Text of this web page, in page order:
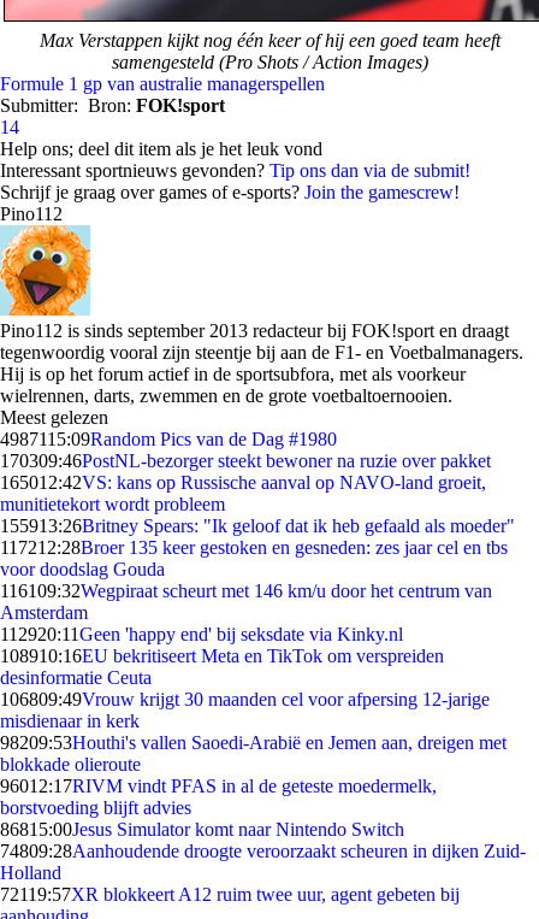
Max Verstappen kijkt nog één keer of hij een goed team heeft
samengesteld (Pro Shots / Action Images)
Formule 1 gp van australie managerspellen
Submitter: Bron: FOK!sport
14
Help ons; deel dit item als je het leuk vond
Interessant sportnieuws gevonden? Tip ons dan via de submit!
Schrijf je graag over games of e-sports? Join the gamescrew!
Pino112
Pino112 is sinds september 2013 redacteur bij FOK!sport en draagt
tegenwoordig vooral zijn steentje bij aan de F1- en Voetbalmanagers.
Hij is op het forum actief in de sportsubfora, met als voorkeur
wielrennen, darts, zwemmen en de grote voetbaltoernooien.
Meest gelezen
4987115:09Random Pics van de Dag #1980
170309:46PostNL-bezorger steekt bewoner na ruzie over pakket
165012:42VS: kans op Russische aanval op NAVO-land groeit,
munitietekort wordt probleem
155913:26Britney Spears: "Ik geloof dat ik heb gefaald als moeder"
117212:28Broer 135 keer gestoken en gesneden: zes jaar cel en tbs
voor doodslag Gouda
116109:32Wegpiraat scheurt met 146 km/u door het centrum van
Amsterdam
112920:11Geen 'happy end' bij seksdate via Kinky.nl
108910:16EU bekritiseert Meta en TikTok om verspreiden
desinformatie Ceuta
106809:49Vrouw krijgt 30 maanden cel voor afpersing 12-jarige
misdienaar in kerk
98209:53Houthi's vallen Saoedi-Arabië en Jemen aan, dreigen met
blokkade olieroute
96012:17RIVM vindt PFAS in al de geteste moedermelk,
borstvoeding blijft advies
86815:00Jesus Simulator komt naar Nintendo Switch
74809:28Aanhoudende droogte veroorzaakt scheuren in dijken Zuid-
Holland
72119:57XR blokkeert A12 ruim twee uur, agent gebeten bij